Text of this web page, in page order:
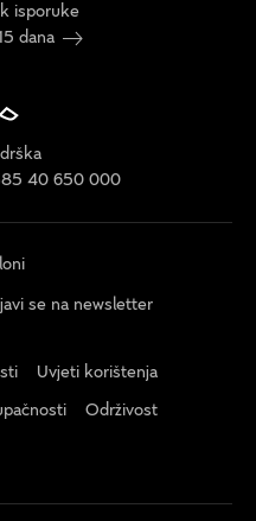
isporuke
dana
40 650 000
se na newsletter
Uvjeti korištenja
Održivost